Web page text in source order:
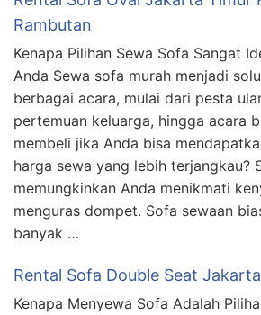
Rambutan
Kenapa Pilihan Sewa Sofa Sangat
Anda Sewa sofa murah menjadi
berbagai acara, mulai dari pesta
pertemuan keluarga, hingga acara
membeli jika Anda bisa
harga sewa yang lebih terjangkau?
memungkinkan Anda menikmati
menguras dompet. Sofa sewaan
banyak …
Rental Sofa Double Seat
Kenapa Menyewa Sofa Adalah